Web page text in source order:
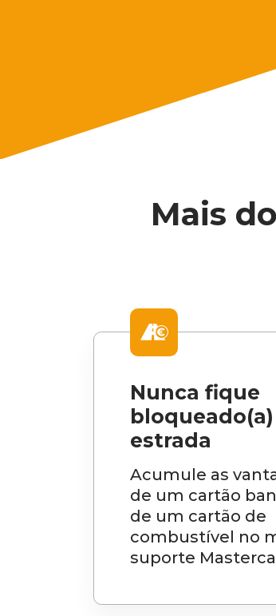
Mais
Nunca fique
estrada
Acumule as
de um cartão
de um cartão de
combustível no
suporte